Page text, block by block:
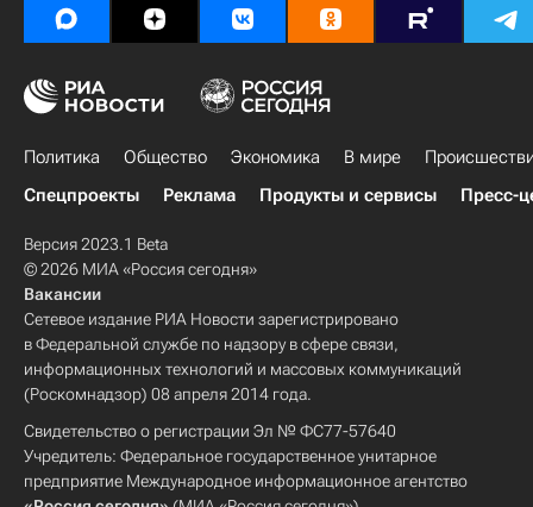
Политика Общество Экономика В мире
Спецпроекты
Реклама Продукты и сервисы Пресс-
Версия 2023.1 Beta
© 2026 МИА «Россия сегодня»
Вакансии
Сетевое издание РИА Новости зарегистрировано
в Федеральной службе по надзору в сфере связи,
информационных технологий и массовых коммуникаций
(Роскомнадзор) 08 апреля 2014 года.
Свидетельство о регистрации Эл № ФС77-57640
Учредитель: Федеральное государственное унитарное
предприятие Международное информационное агентство